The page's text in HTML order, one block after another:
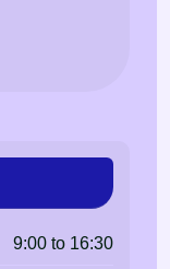
9:00 to 16:30